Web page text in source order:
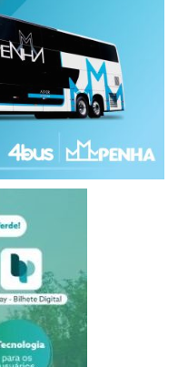
a se apresentar juntos
single foi “Out Tonight”,
cantor chegou a se
Disco.